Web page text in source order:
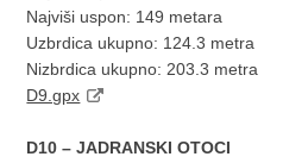
Najviši uspon: 149 metara
Uzbrdica ukupno: 124.3 metra
Nizbrdica ukupno: 203.3 metra
D9.gpx
D10 – JADRANSKI OTOCI